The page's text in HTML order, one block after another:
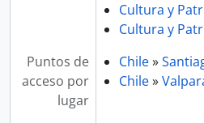
Cultura y
Cultura y
Puntos de
acceso por
lugar
Chile»
Chile»